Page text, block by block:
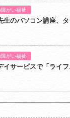
障がい福祉
生のパソコン講座、
障がい福祉
イサービスで「ライフ